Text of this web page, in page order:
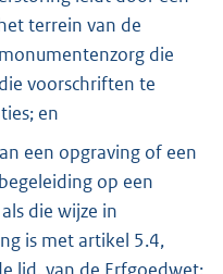
terrein van de
die
voorschriften te
en
een opgraving of een
op een
die wijze in
is met artikel 5.4,